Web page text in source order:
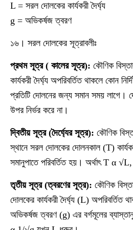
L = সরল দোলকের কার্যকরী দৈর্ঘ্য
g = অভিকর্ষজ ত্বরণ
১৬। সরল দোলকের সূত্রাবলীঃ
প্রথম সূত্র ( কালের সূত্র): কৌণিক
কার্যকরী দৈর্ঘ্য অপরিবর্তিত থাকলে কোন
প্রতিটি দোলনের জন্য সমান সময় লাগে।
উপর নির্ভর করে না।
দ্বিতীয় সূত্র (দৈর্ঘ্যের সূত্র): কৌণিক
স্থানে সরল দোলকের দোলনকাল (T)
সমানুপাতে পরিবর্তিত হয়। অর্থাৎ T α
তৃতীয় সূত্র (ত্বরণের সূত্র): কৌণিক
দোলকের কার্যকরী দৈর্ঘ্য (L)
অভিকর্ষজ ত্বরণ (g) এর বর্গমূলের